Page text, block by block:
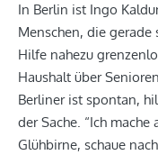
In Berlin ist Ingo
Menschen, die
Hilfe nahezu
Haushalt über
Berliner ist spontan,
der Sache. “Ich
Glühbirne, schaue